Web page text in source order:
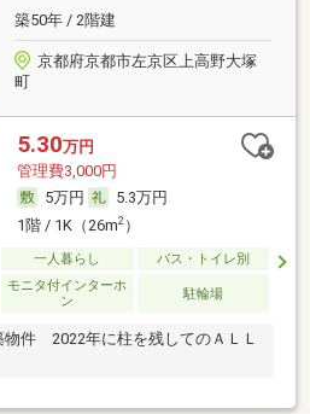
築50年 / 2階建
京都府京都市左京区上高野大塚
町
5.30万円
管理費3,000円
5万円
5.3万円
1階 / 1K（26m2）
一人暮らし バス・トイレ別
モニタ付インターホ
ン
駐輪場
物件 2022年に柱を残してのＡＬＬ